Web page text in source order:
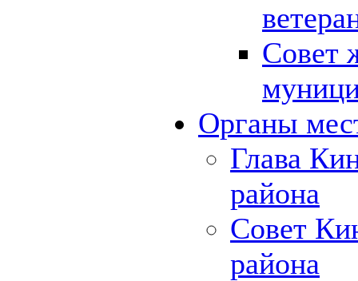
Совет
Органы
Глава
района
Совет
района